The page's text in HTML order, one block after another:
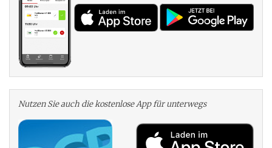
Nutzen Sie auch die kosten­lose App für unterwegs